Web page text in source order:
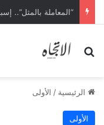
بحث عن
الرئيسية / الأولى
الأولى